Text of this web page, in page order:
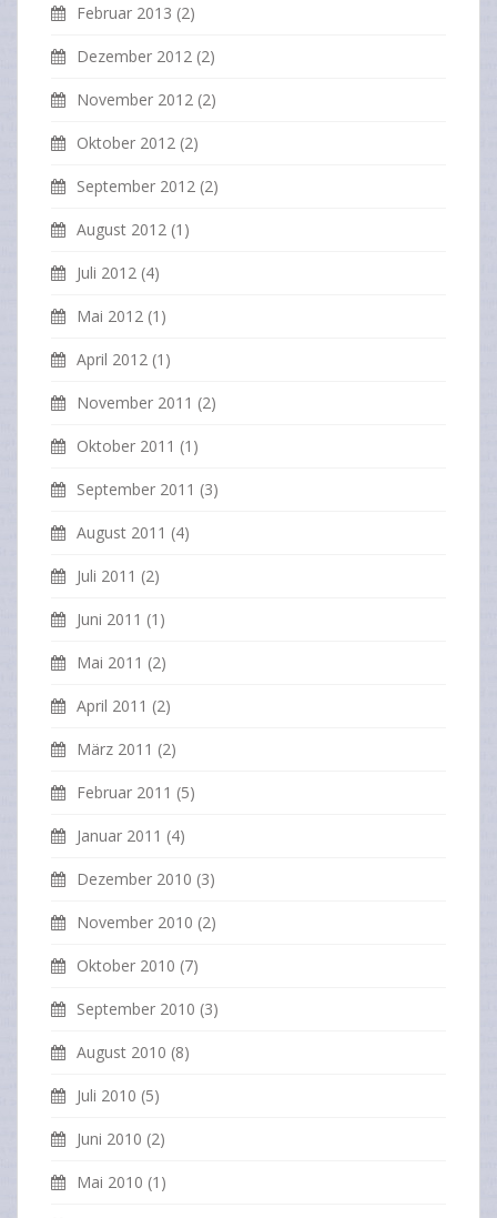
Februar 2013 (2)
Dezember 2012 (2)
November 2012 (2)
Oktober 2012 (2)
September 2012 (2)
August 2012 (1)
Juli 2012 (4)
Mai 2012 (1)
April 2012 (1)
November 2011 (2)
Oktober 2011 (1)
September 2011 (3)
August 2011 (4)
Juli 2011 (2)
Juni 2011 (1)
Mai 2011 (2)
April 2011 (2)
März 2011 (2)
Februar 2011 (5)
Januar 2011 (4)
Dezember 2010 (3)
November 2010 (2)
Oktober 2010 (7)
September 2010 (3)
August 2010 (8)
Juli 2010 (5)
Juni 2010 (2)
Mai 2010 (1)